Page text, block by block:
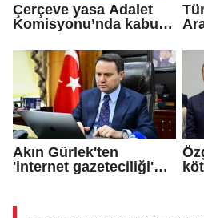
Çerçeve yasa Adalet
Komisyonu’nda kabul
Akın Gürlek'ten
'internet gazeteciliği'